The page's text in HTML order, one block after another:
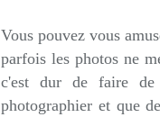
Vous pouvez vous
parfois les photos ne
c'est dur de faire de
photographier et que